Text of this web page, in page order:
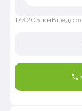
173205 км